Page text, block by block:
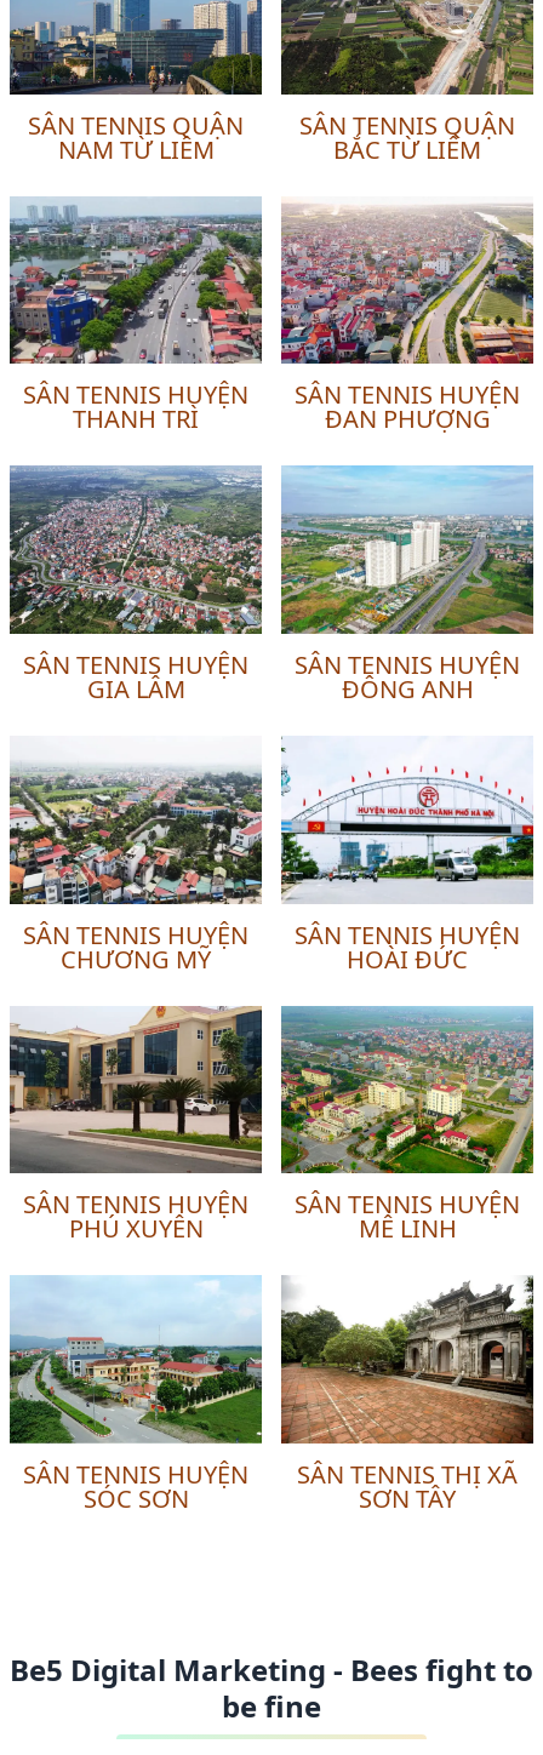
SÂN TENNIS QUẬN
NAM TỪ LIÊM
SÂN TENNIS QUẬN
BẮC TỪ LIÊM
SÂN TENNIS HUYỆN
THANH TRÌ
SÂN TENNIS HUYỆN
ĐAN PHƯỢNG
SÂN TENNIS HUYỆN
GIA LÂM
SÂN TENNIS HUYỆN
ĐÔNG ANH
SÂN TENNIS HUYỆN
CHƯƠNG MỸ
SÂN TENNIS HUYỆN
HOÀI ĐỨC
SÂN TENNIS HUYỆN
PHÚ XUYÊN
SÂN TENNIS HUYỆN
MÊ LINH
SÂN TENNIS HUYỆN
SÓC SƠN
SÂN TENNIS THỊ XÃ
SƠN TÂY
Be5 Digital Marketing - Bees fight to
be fine